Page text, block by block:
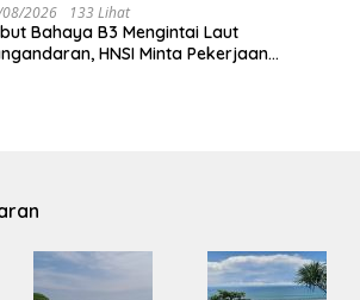
2026 133 Lihat
Bahaya B3 Mengintai Laut
HNSI Minta Pekerjaan